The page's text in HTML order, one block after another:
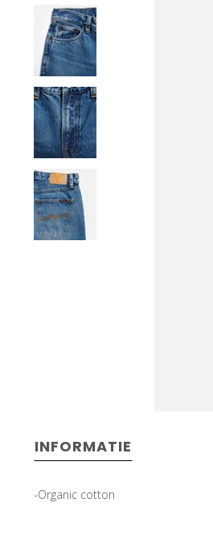
INFORMATIE
-Organic cotton